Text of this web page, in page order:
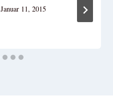
Januar 11, 2015